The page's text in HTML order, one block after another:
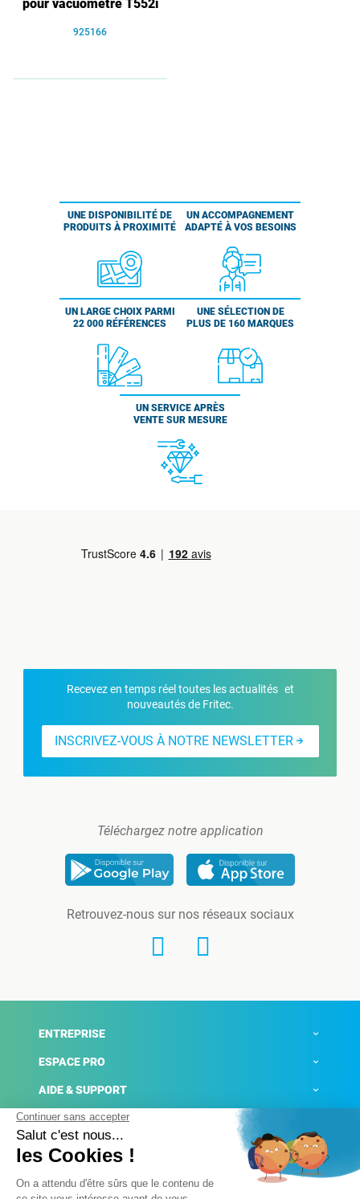
pour vacuomètre T552i
925166
UNE DISPONIBILITÉ DE
PRODUITS À PROXIMITÉ
UN ACCOMPAGNEMENT
ADAPTÉ À VOS BESOINS
UN LARGE CHOIX PARMI
22 000 RÉFÉRENCES
UNE SÉLECTION DE
PLUS DE 160 MARQUES
UN SERVICE APRÈS
VENTE SUR MESURE
Recevez en temps réel toutes les actualités et
nouveautés de Fritec.
INSCRIVEZ-VOUS À NOTRE NEWSLETTER
Téléchargez notre application
Retrouvez-nous sur nos réseaux sociaux
ENTREPRISE
ESPACE PRO
AIDE & SUPPORT
ACTUALITÉS
Mentions légales